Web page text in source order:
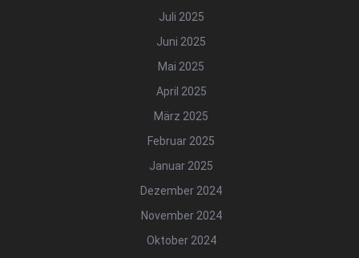
Juli 2025
Juni 2025
Mai 2025
April 2025
März 2025
Februar 2025
Januar 2025
Dezember 2024
November 2024
Oktober 2024